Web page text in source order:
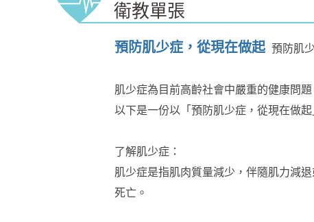
衛教單張
預防肌少症，從現在做起 預防肌
肌少症為目前高齡社會中嚴重的健康問
以下是一份以「預防肌少症，從現在做
了解肌少症：
肌少症是指肌肉質量減少，伴隨肌力減
死亡。